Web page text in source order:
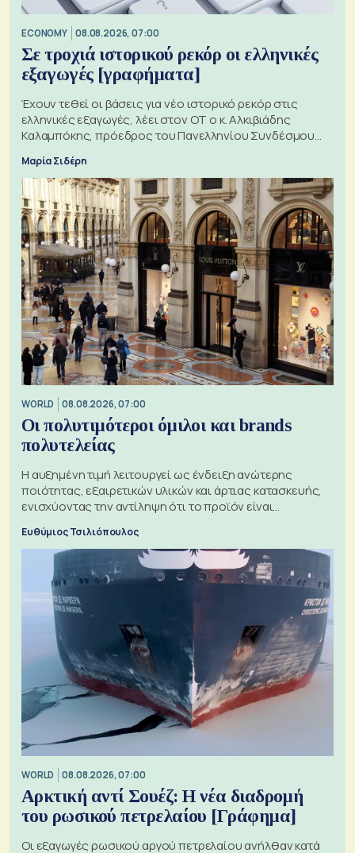
ECONOMY 08.08.2026, 07:00
Σε τροχιά ιστορικού ρεκόρ οι ελληνικές
εξαγωγές [γραφήματα]
Έχουν τεθεί οι βάσεις για νέο ιστορικό ρεκόρ στις
ελληνικές εξαγωγές, λέει στον ΟΤ ο κ. Αλκιβιάδης
Καλαμπόκης, πρόεδρος του Πανελληνίου Συνδέσμου
Μαρία Σιδέρη
WORLD 08.08.2026, 07:00
Οι πολυτιμότεροι όμιλοι και brands
πολυτελείας
Η αυξημένη τιμή λειτουργεί ως ένδειξη ανώτερης
ποιότητας, εξαιρετικών υλικών και άρτιας κατασκευής,
ενισχύοντας την αντίληψη ότι το προϊόν είναι
Ευθύμιος Τσιλιόπουλος
WORLD 08.08.2026, 07:00
Αρκτική αντί Σουέζ: Η νέα διαδρομή
του ρωσικού πετρελαίου [Γράφημα]
Οι εξαγωγές ρωσικού αργού πετρελαίου ανήλθαν κατά